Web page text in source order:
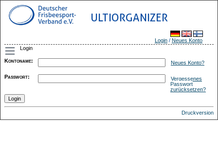
ULTIORGANIZER
Login / Neues Konto
Login
Kontoname: Neues Konto?
Passwort:
Vergessenes
Passwort
zurücksetzen?
Druckversion